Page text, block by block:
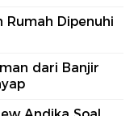
Rumah Dipenuhi
dari Banjir